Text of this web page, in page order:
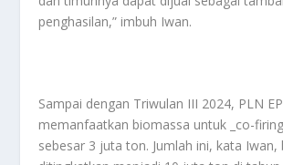
penghasilan,” imbuh Iwan.
Sampai dengan Triwulan III 2024, PLN
memanfaatkan biomassa untuk _co-
sebesar 3 juta ton. Jumlah ini, kata Iwan,